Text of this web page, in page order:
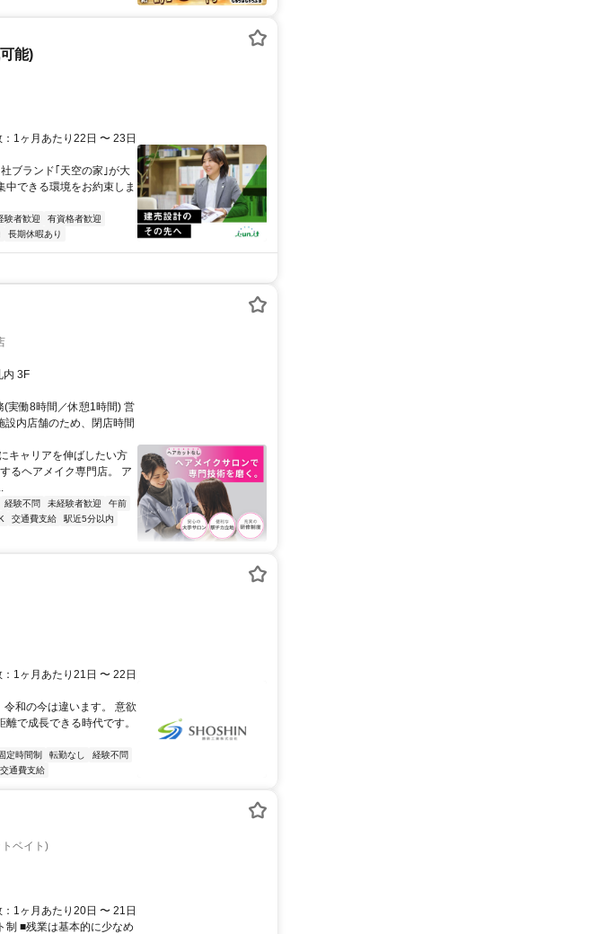
能)
1ヶ月あたり22日 〜 23日
ブランド｢天空の家｣が大
中できる環境をお約束しま
験者歓迎
有資格者歓迎
長期休暇あり
内 3F
実働8時間／休憩1時間) 営
内店舗のため、閉店時間
キャリアを伸ばしたい方
るヘアメイク専門店。 ア
経験不問 未経験者歓迎
午前
交通費支給
駅近5分以内
1ヶ月あたり21日 〜 22日
和の今は違います。 意欲
で成長できる時代です。
定時間制 転勤なし
経験不問
交通費支給
ベイト)
1ヶ月あたり20日 〜 21日
制 ■残業は基本的に少なめ